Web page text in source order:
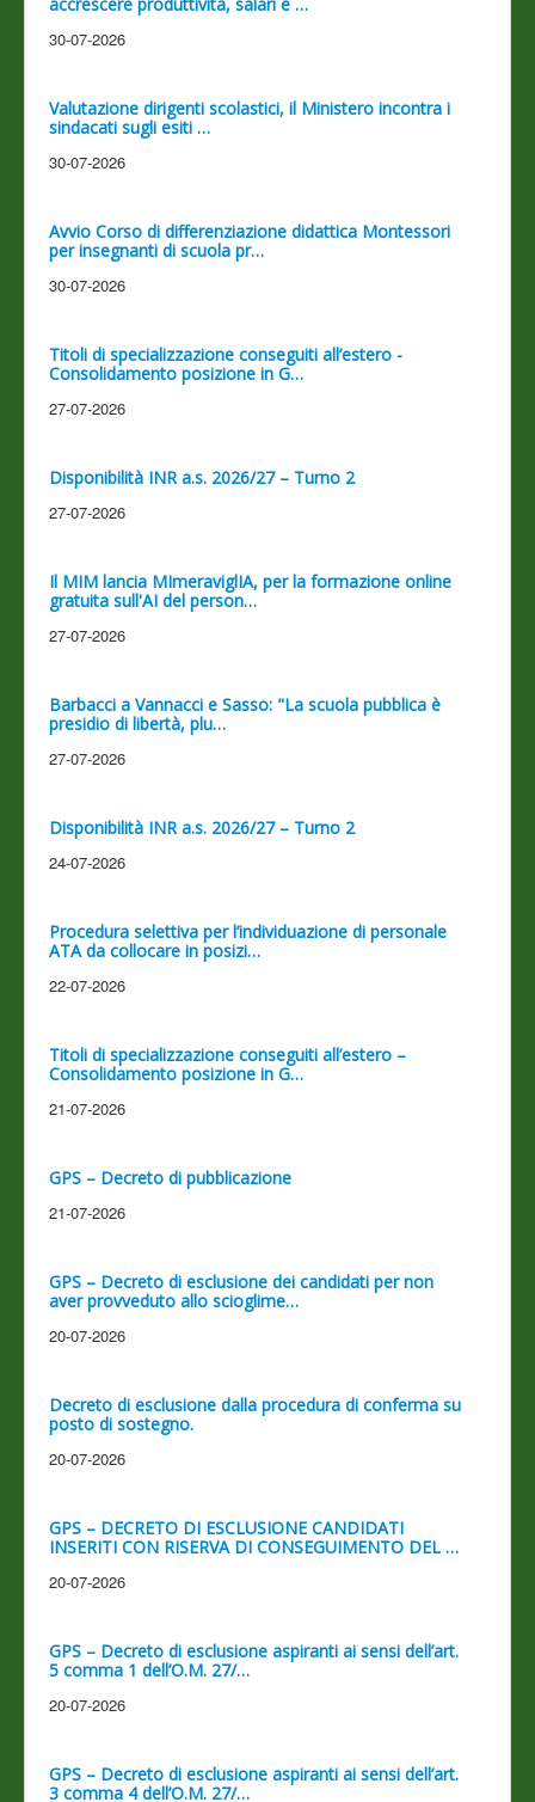
accrescere produttività, salari e …
30-07-2026
Valutazione dirigenti scolastici, il Ministero incontra i
sindacati sugli esiti …
30-07-2026
Avvio Corso di differenziazione didattica Montessori
per insegnanti di scuola pr…
30-07-2026
Titoli di specializzazione conseguiti all’estero -
Consolidamento posizione in G…
27-07-2026
Disponibilità INR a.s. 2026/27 – Turno 2
27-07-2026
Il MIM lancia MImeraviglIA, per la formazione online
gratuita sull'AI del person…
27-07-2026
Barbacci a Vannacci e Sasso: "La scuola pubblica è
presidio di libertà, plu…
27-07-2026
Disponibilità INR a.s. 2026/27 – Turno 2
24-07-2026
Procedura selettiva per l’individuazione di personale
ATA da collocare in posizi…
22-07-2026
Titoli di specializzazione conseguiti all’estero –
Consolidamento posizione in G…
21-07-2026
GPS – Decreto di pubblicazione
21-07-2026
GPS – Decreto di esclusione dei candidati per non
aver provveduto allo scioglime…
20-07-2026
Decreto di esclusione dalla procedura di conferma su
posto di sostegno.
20-07-2026
GPS – DECRETO DI ESCLUSIONE CANDIDATI
INSERITI CON RISERVA DI CONSEGUIMENTO DEL …
20-07-2026
GPS – Decreto di esclusione aspiranti ai sensi dell’art.
5 comma 1 dell’O.M. 27/…
20-07-2026
GPS – Decreto di esclusione aspiranti ai sensi dell’art.
3 comma 4 dell’O.M. 27/…